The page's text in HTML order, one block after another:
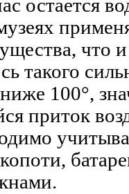
остается
что
такого
ниже 100°,
приток